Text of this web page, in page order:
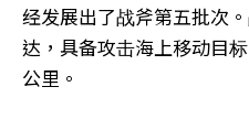
经发展出了战斧第五批次
达，具备攻击海上移动目
公里。